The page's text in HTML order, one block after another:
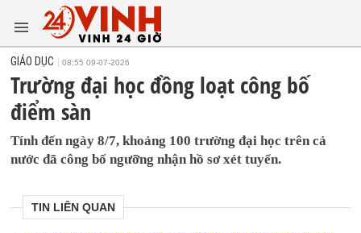
GIÁO DỤC 08:55 09-07-2026
Trường đại học đồng loạt công bố
điểm sàn
Tính đến ngày 8/7, khoảng 100 trường đại học trên cả
nước đã công bố ngưỡng nhận hồ sơ xét tuyển.
TIN LIÊN QUAN